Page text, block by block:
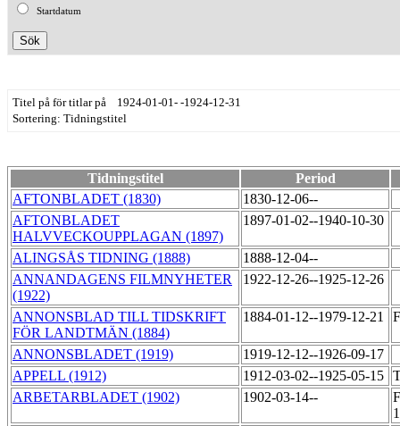
Startdatum
Titel på för titlar på 1924-01-01- -1924-12-31
Sortering: Tidningstitel
Tidningstitel
Period
AFTONBLADET (1830)
1830-12-06--
AFTONBLADET
HALVVECKOUPPLAGAN (1897)
1897-01-02--1940-10-30
ALINGSÅS TIDNING (1888)
1888-12-04--
ANNANDAGENS FILMNYHETER
(1922)
1922-12-26--1925-12-26
ANNONSBLAD TILL TIDSKRIFT
FÖR LANDTMÄN (1884)
1884-01-12--1979-12-21
ANNONSBLADET (1919)
1919-12-12--1926-09-17
APPELL (1912)
1912-03-02--1925-05-15
ARBETARBLADET (1902)
1902-03-14--